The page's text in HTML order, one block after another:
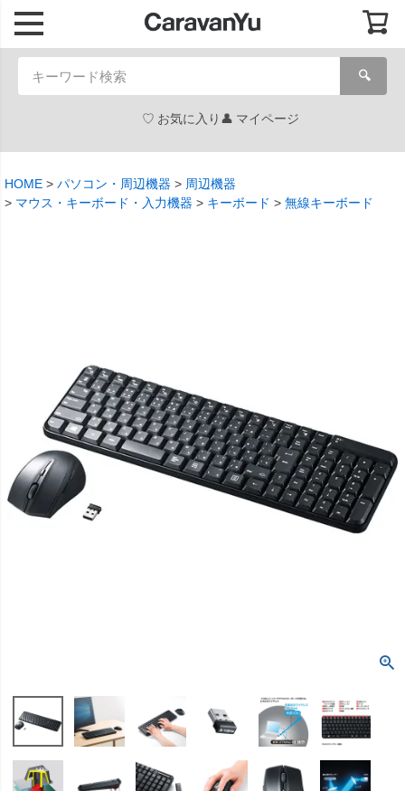
🔍
お気に入り マイページ
HOME パソコン・周辺機器
周辺機器
マウス・キーボード・入力機器
キーボード 無線キーボード